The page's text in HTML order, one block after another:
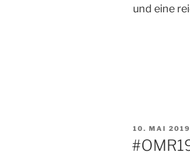
und eine
AM
10. MAI 2019